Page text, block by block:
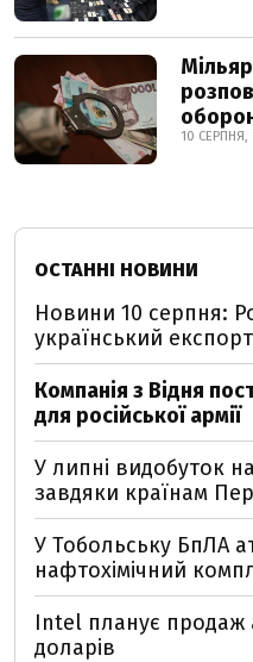
10 СЕРПНЯ,
ОСТАННІ НОВИНИ
Новини 10 серпня:
український експорт
Компанія з Відня
для російської армії
У липні видобуток
завдяки країнам
У Тобольську БпЛА
нафтохімічний
Intel планує продаж
доларів